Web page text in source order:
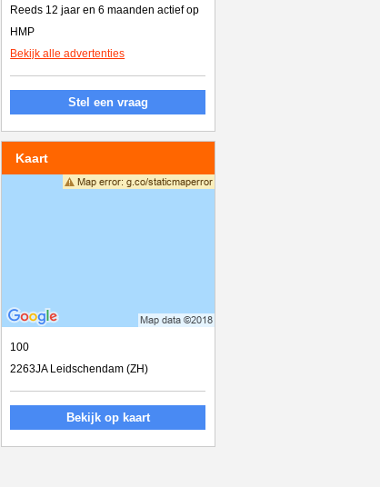
Reeds 12 jaar en 6 maanden actief op
HMP
Bekijk alle advertenties
Stel een vraag
Kaart
100
2263JA Leidschendam (ZH)
Bekijk op kaart